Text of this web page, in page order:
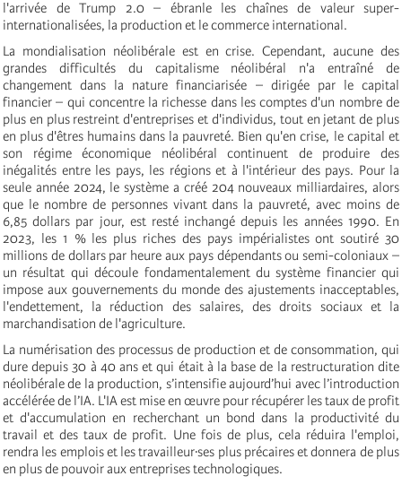
l'arrivée de Trump 2.0 – ébranle les chaînes de valeur super-
internationalisées, la production et le commerce international.
La mondialisation néolibérale est en crise. Cependant, aucune des
grandes difficultés du capitalisme néolibéral n'a entraîné de
changement dans la nature financiarisée – dirigée par le capital
financier – qui concentre la richesse dans les comptes d'un nombre de
plus en plus restreint d'entreprises et d'individus, tout en jetant de plus
en plus d'êtres humains dans la pauvreté. Bien qu'en crise, le capital et
son régime économique néolibéral continuent de produire des
inégalités entre les pays, les régions et à l'intérieur des pays. Pour la
seule année 2024, le système a créé 204 nouveaux milliardaires, alors
que le nombre de personnes vivant dans la pauvreté, avec moins de
6,85 dollars par jour, est resté inchangé depuis les années 1990. En
2023, les 1 % les plus riches des pays impérialistes ont soutiré 30
millions de dollars par heure aux pays dépendants ou semi-coloniaux –
un résultat qui découle fondamentalement du système financier qui
impose aux gouvernements du monde des ajustements inacceptables,
l'endettement, la réduction des salaires, des droits sociaux et la
marchandisation de l'agriculture.
La numérisation des processus de production et de consommation, qui
dure depuis 30 à 40 ans et qui était à la base de la restructuration dite
néolibérale de la production, s’intensifie aujourd’hui avec l’introduction
accélérée de l’IA. L'IA est mise en œuvre pour récupérer les taux de profit
et d'accumulation en recherchant un bond dans la productivité du
travail et des taux de profit. Une fois de plus, cela réduira l'emploi,
rendra les emplois et les travailleur·ses plus précaires et donnera de plus
en plus de pouvoir aux entreprises technologiques.